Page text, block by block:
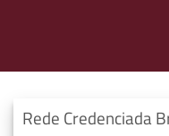
Rede Credenciada